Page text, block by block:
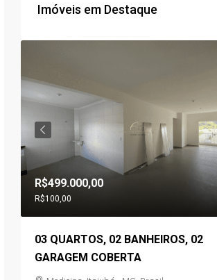
Imóveis em Destaque
R$499.000,00
R$100,00
03 QUARTOS, 02 BANHEIROS, 02
GARAGEM COBERTA